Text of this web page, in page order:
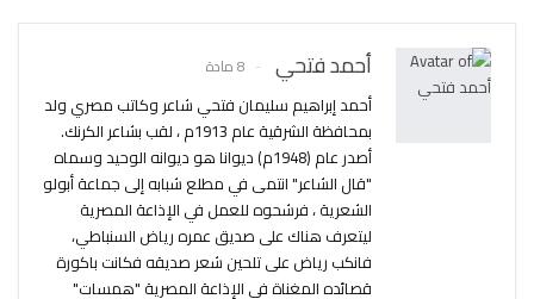
أحمد فتحي 8 مادة
أحمد إبراهيم سليمان فتحي شاعر وكاتب مصري ولد
بمحافظة الشرقية عام 1913م ، لقب بشاعر الكرنك.
أصدر عام (1948م) ديوانا هو ديوانه الوحيد وسماه
"قال الشاعر" انتمى في مطلع شبابه إلى جماعة أبولو
الشعرية ، فرشحوه للعمل في الإذاعة المصرية
ليتعرف هناك على صديق عمره رياض السنباطي،
فانكب رياض على تلحين شعر صديقه فكانت باكورة
قصائده المغناة في الإذاعة المصرية "همسات"